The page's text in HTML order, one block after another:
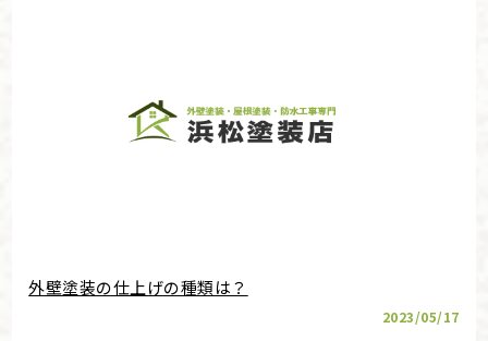
外壁塗装の仕上げの種類は？
2023/05/17